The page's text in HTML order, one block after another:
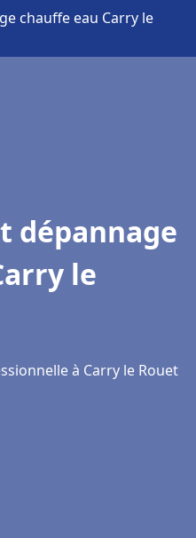
chauffe eau Carry le
dépannage
le
à Carry le Rouet